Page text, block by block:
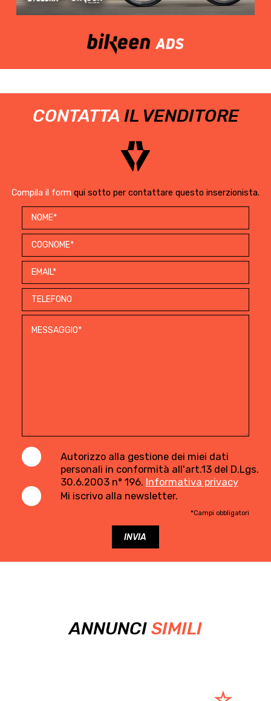
CONTATTA IL VENDITORE
Compila il form qui sotto per contattare questo inserzionista.
Autorizzo alla gestione dei miei dati
personali in conformità all'art.13 del D.Lgs.
30.6.2003 n° 196. Informativa privacy
Mi iscrivo alla newsletter.
*Campi obbligatori
ANNUNCI SIMILI